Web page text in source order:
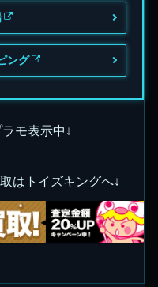
ング
モ表示中↓
はトイズキングへ↓